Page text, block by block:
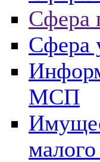
Сфера
Сфера
МСП